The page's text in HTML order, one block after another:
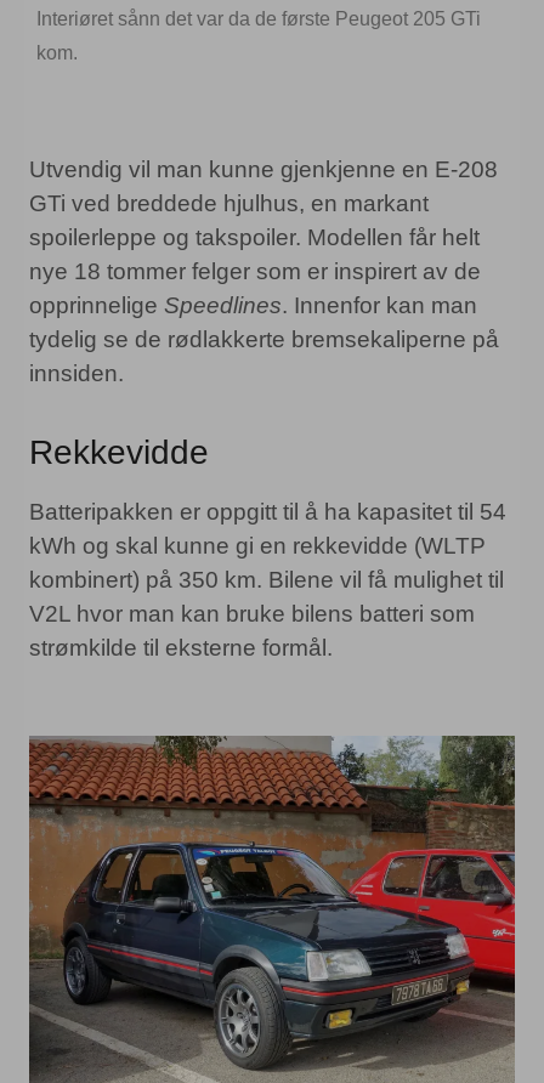
Interiøret sånn det var da de første Peugeot 205 GTi
kom.
Utvendig vil man kunne gjenkjenne en E-208
GTi ved breddede hjulhus, en markant
spoilerleppe og takspoiler. Modellen får helt
nye 18 tommer felger som er inspirert av de
opprinnelige Speedlines. Innenfor kan man
tydelig se de rødlakkerte bremsekaliperne på
innsiden.
Rekkevidde
Batteripakken er oppgitt til å ha kapasitet til 54
kWh og skal kunne gi en rekkevidde (WLTP
kombinert) på 350 km. Bilene vil få mulighet til
V2L hvor man kan bruke bilens batteri som
strømkilde til eksterne formål.